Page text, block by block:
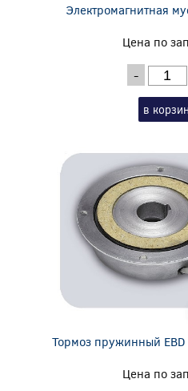
Электромагнитная
Цена по
-
в
Тормоз пружинный
Цена по